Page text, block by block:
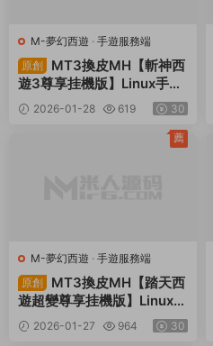
M-夢幻西遊 · 手遊服務端
原創
MT3換皮MH【斬神西
遊3尊享挂機版】Linux手工
服務端+安卓蘋果雙端+GM
後台+全套源碼+視頻架設教
2026-01-28 619 30
M-夢幻西遊 · 手遊服務端
原創
MT3換皮MH【踏天西
遊超變尊享挂機版】Linux手
工服務端+安卓蘋果雙端+G
M後台+全套源碼+視頻架設
2026-01-27 964 30
薦